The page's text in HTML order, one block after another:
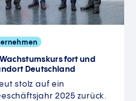
fort und
Deutschland
stolz auf ein
2025 zurück.